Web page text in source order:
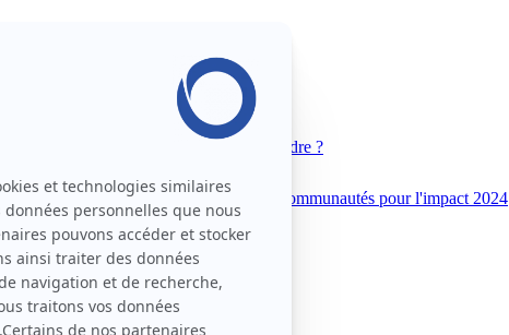
Pourquoi nous rejoindre ?
Communautés pour l'impact 2025
Communautés pour l'impact 2024